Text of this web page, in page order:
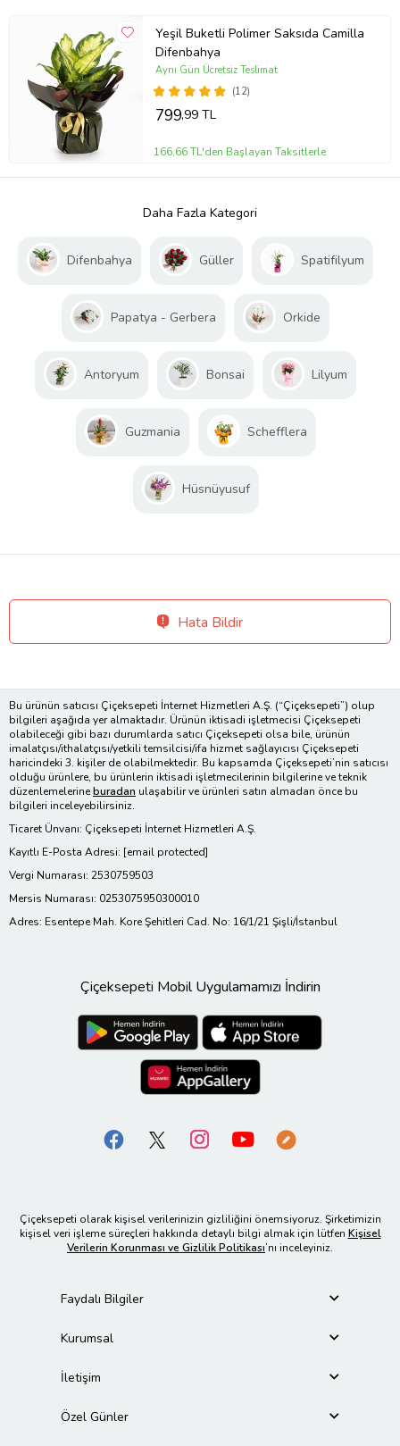
Yeşil Buketli Polimer Saksıda Camilla
Difenbahya
(12)
Aynı Gün Ücretsiz Teslimat
799,99 TL
166,66 TL'den Başlayan Taksitlerle
Daha Fazla Kategori
Difenbahya Güller Spatifilyum
Papatya - Gerbera Orkide
Antoryum Bonsai Lilyum
Guzmania Schefflera
Hüsnüyusuf
Hata Bildir
Bu ürünün satıcısı Çiçeksepeti İnternet Hizmetleri A.Ş. (“Çiçeksepeti”) olup
bilgileri aşağıda yer almaktadır. Ürünün iktisadi işletmecisi Çiçeksepeti
olabileceği gibi bazı durumlarda satıcı Çiçeksepeti olsa bile, ürünün
imalatçısı/ithalatçısı/yetkili temsilcisi/ifa hizmet sağlayıcısı Çiçeksepeti
haricindeki 3. kişiler de olabilmektedir. Bu kapsamda Çiçeksepeti’nin satıcısı
olduğu ürünlere, bu ürünlerin iktisadi işletmecilerinin bilgilerine ve teknik
düzenlemelerineburadan ulaşabilir ve ürünleri satın almadan önce bu
bilgileri inceleyebilirsiniz.
Ticaret Ünvanı: Çiçeksepeti İnternet Hizmetleri A.Ş.
Kayıtlı E-Posta Adresi: [email protected]
Vergi Numarası: 2530759503
Mersis Numarası: 0253075950300010
Adres: Esentepe Mah. Kore Şehitleri Cad. No: 16/1/21 Şişli/İstanbul
Çiçeksepeti Mobil Uygulamamızı İndirin
Çiçeksepeti olarak kişisel verilerinizin gizliliğini önemsiyoruz. Şirketimizin
kişisel veri işleme süreçleri hakkında detaylı bilgi almak için lütfen Kişisel
Verilerin Korunması ve Gizlilik Politikası’nı inceleyiniz.
Faydalı Bilgiler
Kurumsal
İletişim
Özel Günler